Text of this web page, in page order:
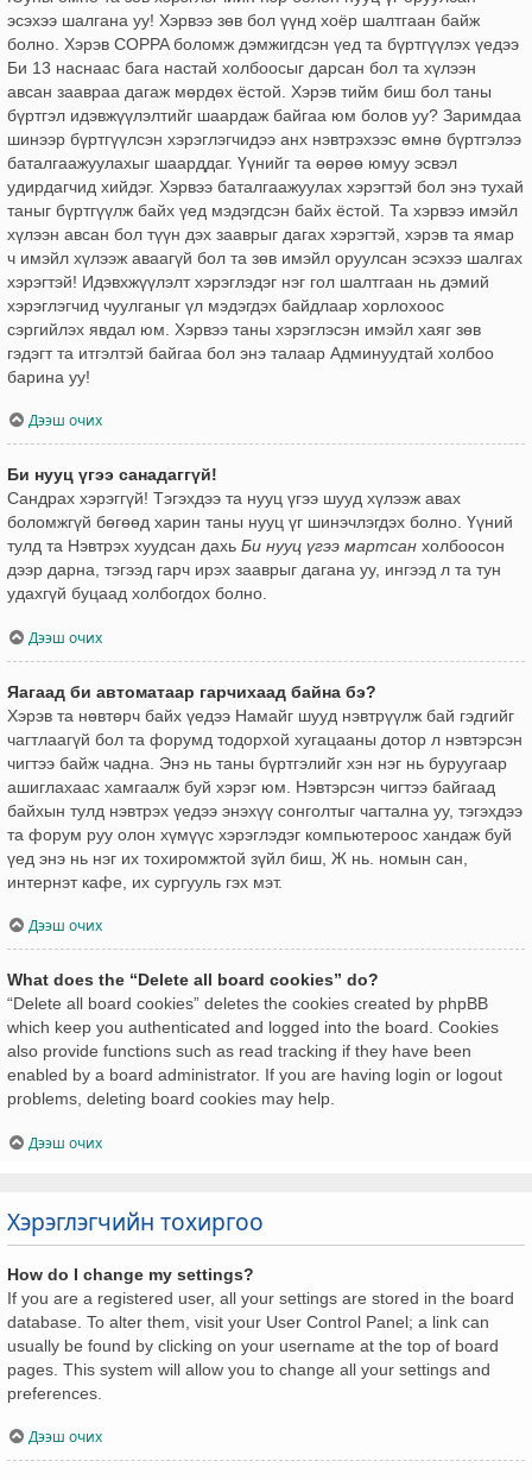
эсэхээ шалгана уу! Хэрвээ зөв бол үүнд хоёр шалтгаан байж
болно. Хэрэв COPPA боломж дэмжигдсэн үед та бүртгүүлэх үедээ
Би 13 наснаас бага настай холбоосыг дарсан бол та хүлээн
авсан заавраа дагаж мөрдөх ёстой. Хэрэв тийм биш бол таны
бүртгэл идэвжүүлэлтийг шаардаж байгаа юм болов уу? Заримдаа
шинээр бүртгүүлсэн хэрэглэгчидээ анх нэвтрэхээс өмнө бүртгэлээ
баталгаажуулахыг шаарддаг. Үүнийг та өөрөө юмуу эсвэл
удирдагчид хийдэг. Хэрвээ баталгаажуулах хэрэгтэй бол энэ тухай
таныг бүртгүүлж байх үед мэдэгдсэн байх ёстой. Та хэрвээ имэйл
хүлээн авсан бол түүн дэх зааврыг дагах хэрэгтэй, хэрэв та ямар
ч имэйл хүлээж аваагүй бол та зөв имэйл оруулсан эсэхээ шалгах
хэрэгтэй! Идэвхжүүлэлт хэрэглэдэг нэг гол шалтгаан нь дэмий
хэрэглэгчид чуулганыг үл мэдэгдэх байдлаар хорлохоос
сэргийлэх явдал юм. Хэрвээ таны хэрэглэсэн имэйл хаяг зөв
гэдэгт та итгэлтэй байгаа бол энэ талаар Админуудтай холбоо
барина уу!
Дээш очих
Би нууц үгээ санадаггүй!
Сандрах хэрэггүй! Тэгэхдээ та нууц үгээ шууд хүлээж авах
боломжгүй бөгөөд харин таны нууц үг шинэчлэгдэх болно. Үүний
тулд та Нэвтрэх хуудсан дахь Би нууц үгээ мартсан холбоосон
дээр дарна, тэгээд гарч ирэх зааврыг дагана уу, ингээд л та тун
удахгүй буцаад холбогдох болно.
Дээш очих
Яагаад би автоматаар гарчихаад байна бэ?
Хэрэв та нөвтөрч байх үедээ Намайг шууд нэвтрүүлж бай гэдгийг
чагтлаагүй бол та форумд тодорхой хугацааны дотор л нэвтэрсэн
чигтээ байж чадна. Энэ нь таны бүртгэлийг хэн нэг нь буруугаар
ашиглахаас хамгаалж буй хэрэг юм. Нэвтэрсэн чигтээ байгаад
байхын тулд нэвтрэх үедээ энэхүү сонголтыг чагтална уу, тэгэхдээ
та форум руу олон хүмүүс хэрэглэдэг компьютероос хандаж буй
үед энэ нь нэг их тохиромжтой зүйл биш, Ж нь. номын сан,
интернэт кафе, их сургууль гэх мэт.
Дээш очих
What does the “Delete all board cookies” do?
“Delete all board cookies” deletes the cookies created by phpBB
which keep you authenticated and logged into the board. Cookies
also provide functions such as read tracking if they have been
enabled by a board administrator. If you are having login or logout
problems, deleting board cookies may help.
Дээш очих
Хэрэглэгчийн тохиргоо
How do I change my settings?
If you are a registered user, all your settings are stored in the board
database. To alter them, visit your User Control Panel; a link can
usually be found by clicking on your username at the top of board
pages. This system will allow you to change all your settings and
preferences.
Дээш очих